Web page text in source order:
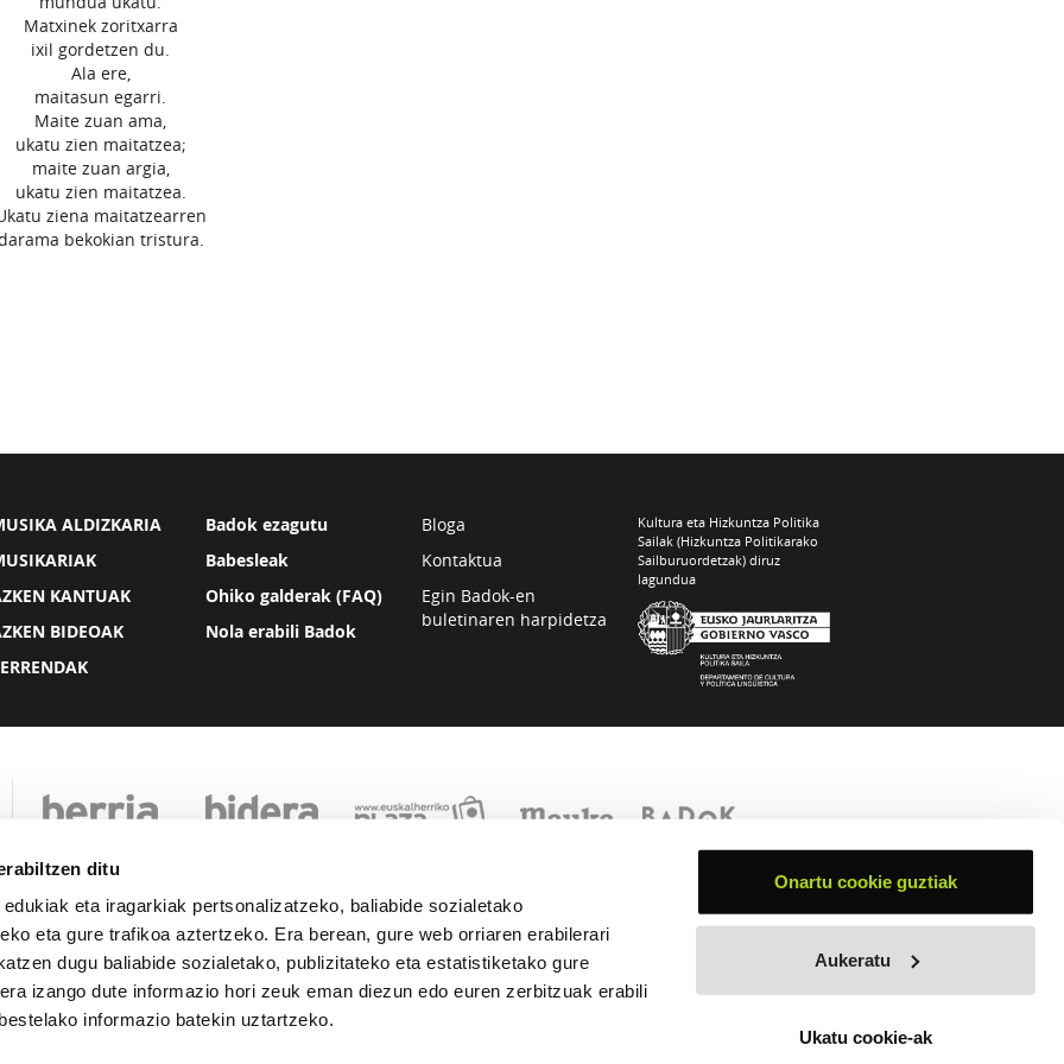
ditu
eta iragarkiak pertsonalizatzeko, baliabide sozialetako
eta gure trafikoa aztertzeko. Era berean, gure web orriaren erabilerari
dugu baliabide sozialetako, publizitateko eta estatistiketako gure
izango dute informazio hori zeuk eman diezun edo euren zerbitzuak erabili
informazio batekin uztartzeko.
Onartu cookie guztiak
Aukeratu
Ukatu cookie-ak
Matxinek zoritxarra
ixil gordetzen du.
Ala ere,
maitasun egarri.
Maite zuan ama,
ukatu zien maitatzea;
maite zuan argia,
ukatu zien maitatzea.
ziena maitatzearren
bekokian tristura.
ALDIZKARIA
KANTUAK
BIDEOAK
Badok ezagutu
Babesleak
Ohiko galderak (FAQ)
Nola erabili Badok
Bloga
Kontaktua
Egin Badok-en
buletinaren harpidetza
Kultura eta Hizkuntza Politika
Sailak (Hizkuntza Politikarako
Sailburuordetzak) diruz
lagundua
Lege oharra Pribatutasuna Cookie politika